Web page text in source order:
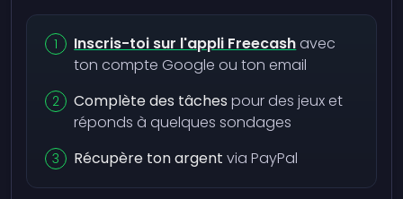
Inscris-toi sur l'appli Freecash avec
ton compte Google ou ton email
Complète des tâches pour des jeux et
réponds à quelques sondages
Récupère ton argent via PayPal